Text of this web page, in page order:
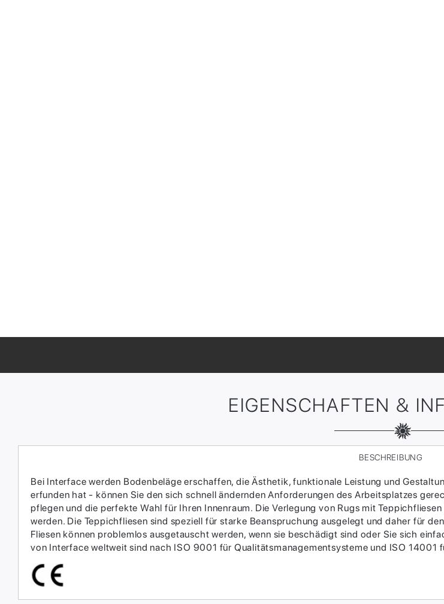
EIGENSCHAFTEN &
BESCHREIBUNG
Bei Interface werden Bodenbeläge erschaffen, die Ästhetik, funktionale Leistung und
erfunden hat - können Sie den sich schnell ändernden Anforderungen des Arbeitsplatzes
pflegen und die perfekte Wahl für Ihren Innenraum.​ Die Verlegung von Rugs mit
werden.​ Die Teppichfliesen sind speziell für starke Beanspruchung ausgelegt und daher für
Fliesen können problemlos ausgetauscht werden, wenn sie beschädigt sind oder Sie sich
von Interface weltweit sind nach ISO 9001 für Qualitätsmanagementsysteme und ISO 14001